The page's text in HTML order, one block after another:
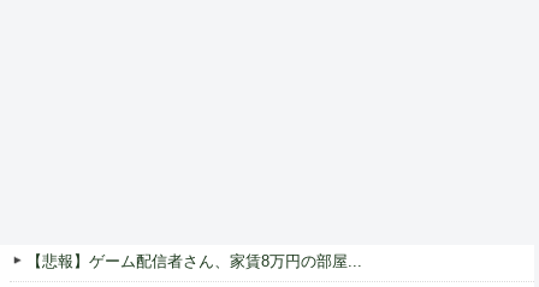
【悲報】ゲーム配信者さん、家賃8万円の部屋...